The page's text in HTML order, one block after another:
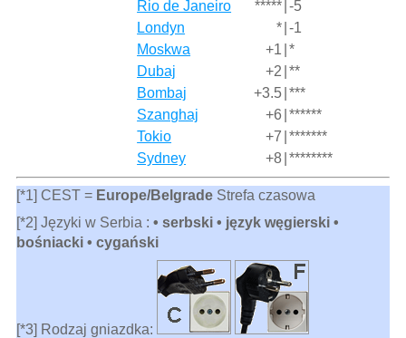
Rio de Janeiro
***** -5
Londyn
* -1
Moskwa
+1 *
Dubaj
+2 **
Bombaj
+3.5 ***
Szanghaj
+6 ******
Tokio
+7 *******
Sydney
+8 ********
[*1] CEST = Europe/BelgradeStrefa czasowa
[*2] Języki w Serbia : • serbski • język węgierski •
bośniacki • cygański
[*3] Rodzaj gniazdka: